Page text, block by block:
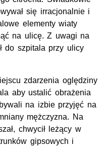
się irracjonalnie i
elementy wiaty
na ulicę. Z uwagi na
do szpitala przy ulicy
zdarzenia oględziny
aby ustalić obrażenia
na izbie przyjęć na
mężczyzna. Na
chwycił leżący w
gipsowych i